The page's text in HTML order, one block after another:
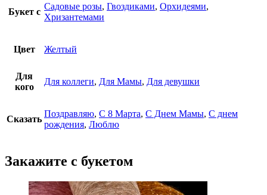
Букет с
Садовые розы, Гвоздиками, Орхидеями,
Хризантемами
Цвет Желтый
Для
кого
Для коллеги, Для Мамы, Для девушки
Сказать
Поздравляю, С 8 Марта, С Днем Мамы, С днем
рождения, Люблю
Закажите с букетом